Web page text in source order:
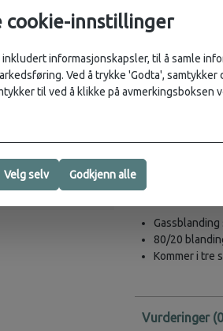
MSR IsoPro er
og temperatur.
retters middag
Legg
gassboksen er
seg tom - en
MSR har også
trykk og
som soter og
80/20
Kommer i tre
Vurderinger
cookie-innstillinger
informasjonskapsler, til å samle
Ved å trykke 'Godta', samtykker
til ved å klikke på avmerkingsboksen
Velg selv Godkjenn alle